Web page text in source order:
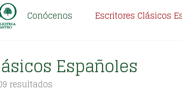
Conócenos Escritores Clásicos
Españoles
resultados